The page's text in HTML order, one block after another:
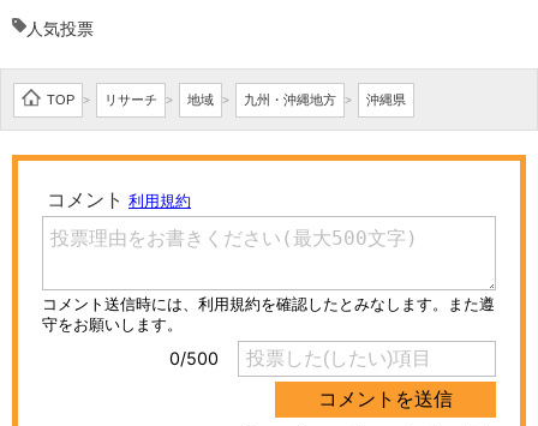
人気投票
TOP > リサーチ > 地域 > 九州・沖縄地方 > 沖縄県